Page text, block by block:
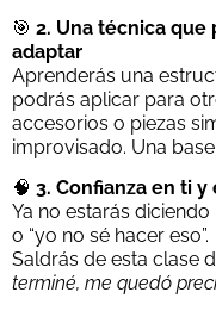
🎯 2. Una técnica que
adaptar
Aprenderás una
podrás aplicar para
accesorios o piezas
improvisado. Una
🧠 3. Confianza en ti y
Ya no estarás diciendo
o “yo no sé hacer eso”.
Saldrás de esta clase
terminé, me quedó